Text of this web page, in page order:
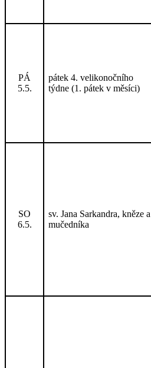
PÁ
5.5.
pátek 4. velikonočního
týdne (1. pátek v měsíci)
SO
6.5.
sv. Jana Sarkandra, kněze a
mučedníka